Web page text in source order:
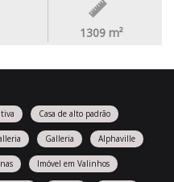
1309 m²
Casa de alto padrão
Galleria Alphaville
Imóvel em Valinhos